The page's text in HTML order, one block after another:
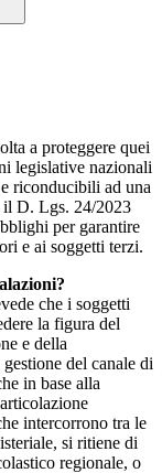
a proteggere quei
legislative nazionali
riconducibili ad una
il D. Lgs. 24/2023
per garantire
e ai soggetti terzi.
che i soggetti
la figura del
e della
del canale di
in base alla
intercorrono tra le
si ritiene di
regionale, o